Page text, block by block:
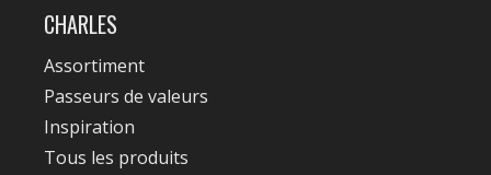
CHARLES
Assortiment
Passeurs de valeurs
Inspiration
Tous les produits